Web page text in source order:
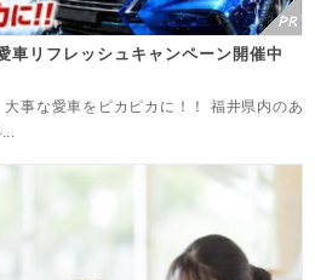
車リフレッシュキャンペーン開催中
事な愛車をピカピカに！！ 福井県内のあ